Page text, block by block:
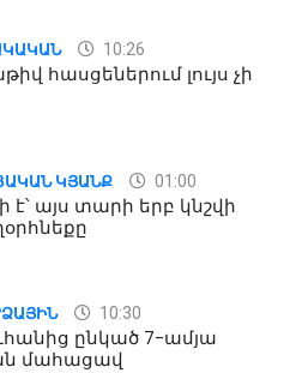
10:26
հասցեներում լույս չի
ԿՅԱՆՔ 01:00
է՝ այս տարի երբ կնշվի
10:30
ընկած 7-ամյա
մահացավ